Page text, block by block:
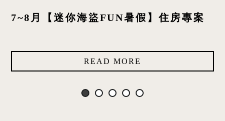
7~8月【迷你海盜FUN暑假】住房專案
READ MORE